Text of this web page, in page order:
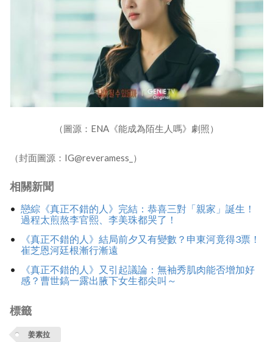
（圖源：ENA《能成為陌生人嗎》劇照）
（封面圖源：IG@reveramess_）
相關新聞
戀綜《真正不錯的人》完結：恭喜三對「親家」誕生！
過程太煎熬李官熙、李美珠都哭了！
《真正不錯的人》結局前夕又有變數？申東河竟得3票！
崔芝恩河廷根漸行漸遠
《真正不錯的人》又引起議論：無袖秀肌肉能否增加好
感？曹世鎬一露出腋下女生都尖叫～
標籤
姜素拉